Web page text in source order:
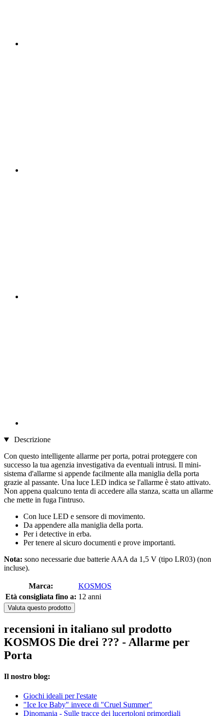
Descrizione
Con questo intelligente allarme per porta, potrai proteggere con
successo la tua agenzia investigativa da eventuali intrusi. Il mini-
sistema d'allarme si appende facilmente alla maniglia della porta
grazie al passante. Una luce LED indica se l'allarme è stato attivato.
Non appena qualcuno tenta di accedere alla stanza, scatta un allarme
che mette in fuga l'intruso.
Con luce LED e sensore di movimento.
Da appendere alla maniglia della porta.
Per i detective in erba.
Per tenere al sicuro documenti e prove importanti.
Nota: sono necessarie due batterie AAA da 1,5 V (tipo LR03) (non
incluse).
Marca:
KOSMOS
Età consigliata fino a: 12 anni
Valuta questo prodotto
recensioni in italiano sul prodotto
KOSMOS Die drei ??? - Allarme per
Porta
Il nostro blog:
Giochi ideali per l'estate
"Ice Ice Baby" invece di "Cruel Summer"
Dinomania - Sulle tracce dei lucertoloni primordiali